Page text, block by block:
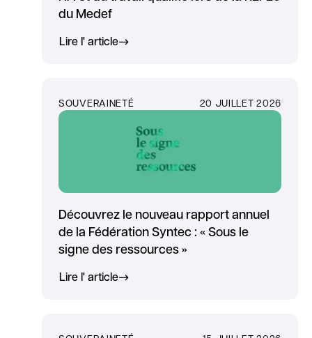
du Medef
Lire l' article
SOUVERAINETÉ 20 JUILLET 2026
Découvrez le nouveau rapport annuel
de la Fédération Syntec : « Sous le
signe des ressources »
Lire l' article